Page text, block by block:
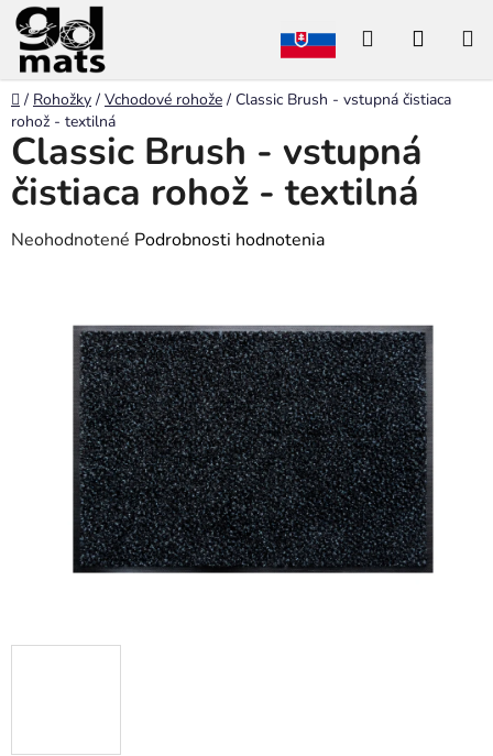
Prejsť
na
obsah
Hľadať
Domov
/ Rohožky / Vchodové rohože / Classic Brush - vstupná čistiaca
rohož - textilná
Classic Brush - vstupná
čistiaca rohož - textilná
Priemerné
hviezdičiek.
Neohodnotené Podrobnosti hodnotenia